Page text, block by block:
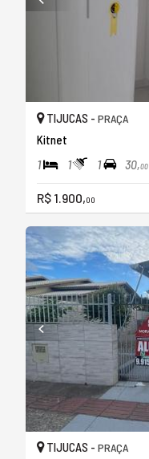
TIJUCAS - PRAÇA
Kitnet
1 1 1 30,00
R$ 1.900,00
TIJUCAS - PRAÇA